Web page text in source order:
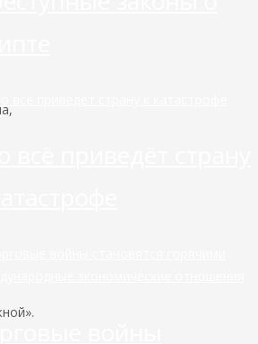
всё приведёт страну
экономические отношения